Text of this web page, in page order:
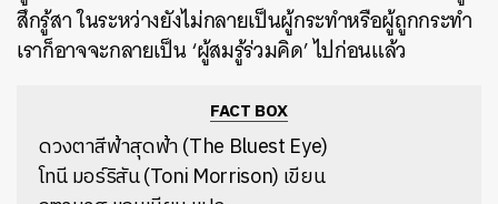
สึกรู้สา ในระหว่างยังไม่กลายเป็นผู้กระทำหรือผู้ถูกกระทำ
เราก็อาจจะกลายเป็น ‘ผู้สมรู้ร่วมคิด’ ไปก่อนแล้ว
FACT BOX
ดวงตาสีฟ้าสุดฟ้า (The Bluest Eye)
โทนี มอร์ริสัน (Toni Morrison) เขียน